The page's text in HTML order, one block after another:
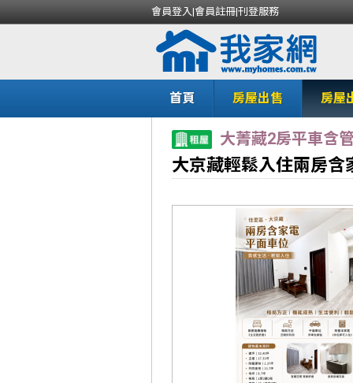
會員登入|會員註冊|刊登服務
首頁 房屋出售 房屋
大菁藏2房平車含
大京藏輕鬆入住兩房含